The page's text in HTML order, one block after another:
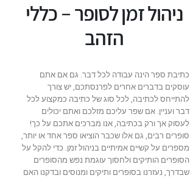
ניהול זמן לסופר – כללי
הזהב
כתיבת ספר הינה עבודה לכל דבר. גם אם אתם
עוסקים בדברים אחרים לפרנסתכם, יש צורך
להתייחס לכתיבה, לכל סוג של כתיבה כמקצוע לכל
דבר ועניין. אם שפר עליכם מזלכם ואתם יכולים
לעסוק אך ורק בכתיבה, אנו מברכים אתכם על כך!
סופרים רבים, גם אלו שכבר הוציאו ספר אחד או יותר,
מספרים על קשיים אמיתיים בניהול זמן. כדי להקל על
הסופרים הותיקים ולחסוך עוגמת נפש מהסופרים
שבדרך, נעזרנו בסופרים ותיקים ומנוסים ובדקנו האם